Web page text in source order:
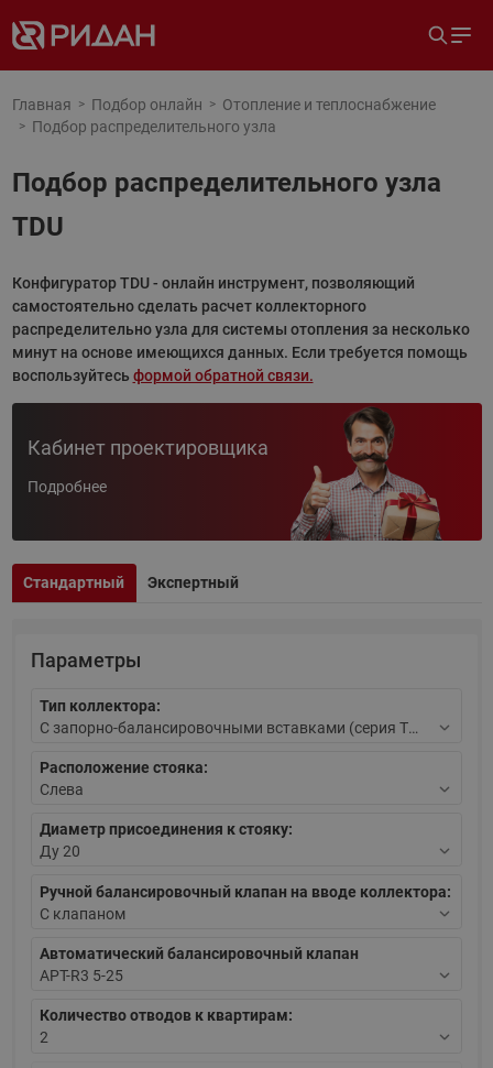
Главная Подбор онлайн
Отопление и теплоснабжение
Подбор распределительного узла
Подбор распределительного узла
TDU
Конфигуратор TDU - онлайн инструмент, позволяющий
самостоятельно сделать расчет коллекторного
распределительно узла для системы отопления за несколько
минут на основе имеющихся данных. Если требуется помощь
воспользуйтесь формой обратной связи.
Кабинет проектировщика
Подробнее
Стандартный Экспертный
Параметры
Тип коллектора:
Расположение стояка:
Диаметр присоединения к стояку:
Ручной балансировочный клапан на вводе коллектора:
Автоматический балансировочный клапан
Количество отводов к квартирам: